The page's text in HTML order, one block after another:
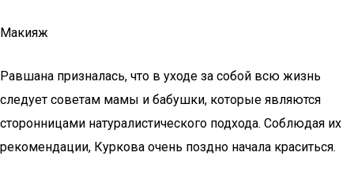
Макияж
Равшана призналась, что в уходе за собой всю жизнь
следует советам мамы и бабушки, которые являются
сторонницами натуралистического подхода. Соблюдая их
рекомендации, Куркова очень поздно начала краситься.